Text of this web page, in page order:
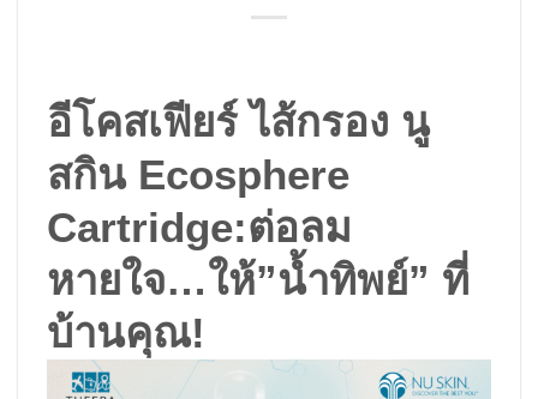
อีโคสเฟียร์ ไส้กรอง นู
สกิน Ecosphere
Cartridge:ต่อลม
หายใจ…ให้”น้ำทิพย์” ที่
บ้านคุณ!